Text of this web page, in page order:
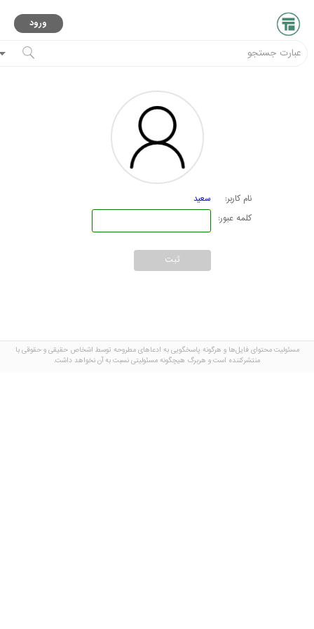
ورود
نام کاربر:
سعید
کلمه عبور:
ثبت
مسئولیت محتوای فایل‌ها و هرگونه پاسخگویی به ادعاهای مطروحه توسط اشخاص حقیقی و حقوقی با
منتشرکننده است و هربرگ هیچگونه مسئولیتی نسبت به آن نخواهد داشت.